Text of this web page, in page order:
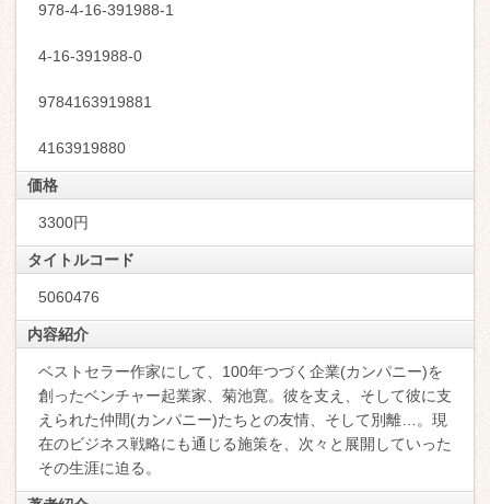
978-4-16-391988-1
4-16-391988-0
9784163919881
4163919880
価格
3300円
タイトルコード
5060476
内容紹介
ベストセラー作家にして、100年つづく企業(カンパニー)を
創ったベンチャー起業家、菊池寛。彼を支え、そして彼に支
えられた仲間(カンパニー)たちとの友情、そして別離…。現
在のビジネス戦略にも通じる施策を、次々と展開していった
その生涯に迫る。